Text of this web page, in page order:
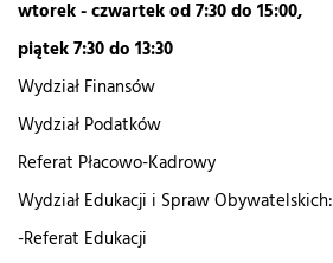
wtorek - czwartek od 7:30 do 15:00,
piątek 7:30 do 13:30
Wydział Finansów
Wydział Podatków
Referat Płacowo-Kadrowy
Wydział Edukacji i Spraw Obywatelskich:
-Referat Edukacji